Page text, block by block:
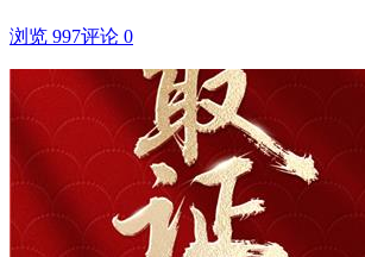
浏览 997评论 0